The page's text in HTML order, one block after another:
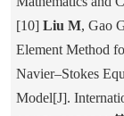
[10] Liu M, Gao
Element Method
Navier–Stokes
Model[J].